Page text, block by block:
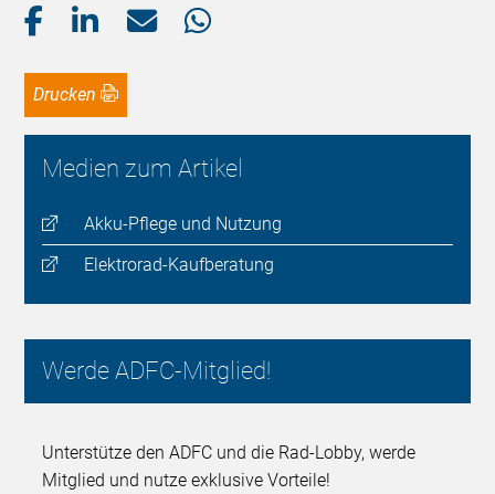
Drucken
Medien zum Artikel
Akku-Pflege und Nutzung
Elektrorad-Kaufberatung
Werde ADFC-Mitglied!
Unterstütze den ADFC und die Rad-Lobby, werde
Mitglied und nutze exklusive Vorteile!